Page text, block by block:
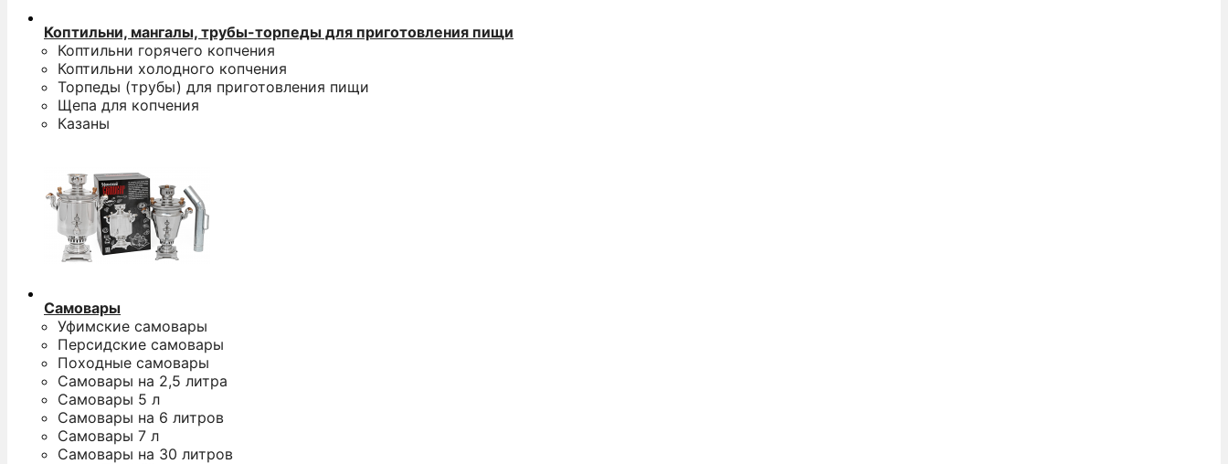
Коптильни, мангалы, трубы-торпеды для приготовления пищи
Коптильни горячего копчения
Коптильни холодного копчения
Торпеды (трубы) для приготовления пищи
Щепа для копчения
Казаны
Самовары
Уфимские самовары
Персидские самовары
Походные самовары
Самовары на 2,5 литра
Самовары 5 л
Самовары на 6 литров
Самовары 7 л
Самовары на 30 литров